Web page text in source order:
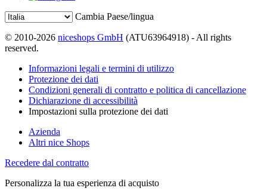
Cambia Paese/lingua
© 2010-2026 niceshops GmbH (ATU63964918) - All rights
reserved.
Informazioni legali e termini di utilizzo
Protezione dei dati
Condizioni generali di contratto e politica di cancellazione
Dichiarazione di accessibilità
Impostazioni sulla protezione dei dati
Azienda
Altri nice Shops
Recedere dal contratto
Personalizza la tua esperienza di acquisto